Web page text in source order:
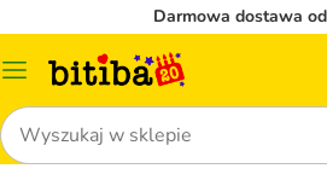
Darmowa dostawa
Menu
Szukaj